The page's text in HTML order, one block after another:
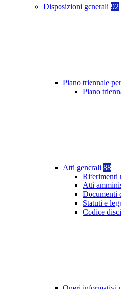
Disposizioni generali 92
Piano triennale
Piano
Atti generali 88
Riferimenti
Atti
Documenti
Statuti e
Codice